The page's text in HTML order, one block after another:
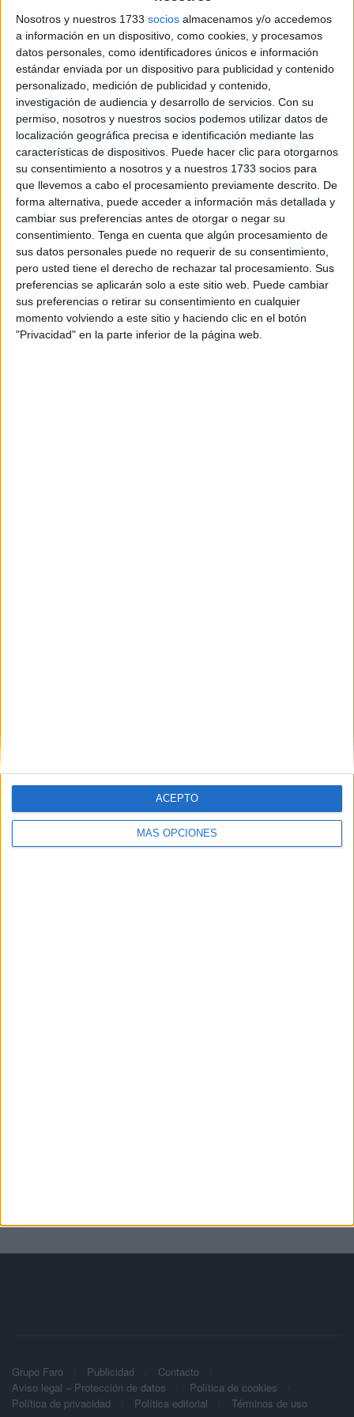
Nosotros y nuestros 1733 socios almacenamos y/o accedemos
a información en un dispositivo, como cookies, y procesamos
datos personales, como identificadores únicos e información
estándar enviada por un dispositivo para publicidad y contenido
personalizado, medición de publicidad y contenido,
investigación de audiencia y desarrollo de servicios. Con su
permiso, nosotros y nuestros socios podemos utilizar datos de
localización geográfica precisa e identificación mediante las
características de dispositivos. Puede hacer clic para otorgarnos
su consentimiento a nosotros y a nuestros 1733 socios para
que llevemos a cabo el procesamiento previamente descrito. De
forma alternativa, puede acceder a información más detallada y
cambiar sus preferencias antes de otorgar o negar su
consentimiento. Tenga en cuenta que algún procesamiento de
sus datos personales puede no requerir de su consentimiento,
pero usted tiene el derecho de rechazar tal procesamiento. Sus
preferencias se aplicarán solo a este sitio web. Puede cambiar
sus preferencias o retirar su consentimiento en cualquier
momento volviendo a este sitio y haciendo clic en el botón
"Privacidad" en la parte inferior de la página web.
MÁS OPCIONES
ACEPTO
Gil. Aunque el mismo no formalizó nuevamente su entrada
en el Partido Socialista, después de la refundación del
mismo, el mismo Lara entiende que era obligatorio
mantener un encuentro con el mismo para explicarle
cuales son sus proyectos, no en vano, se trata de una
organización hermana del Partido Socialista. La entrevista
ha sido calificada de cordial por parte del mismo Lara que
en los próximos días quiere presentar ya sus avales ante
el Comité de Garantías de esta formación política.
RelatedPosts
¿Has renovado tu inscripción en el
padrón cada dos años? Comprueba si ha
caducado
Grupo Faro Publicidad
Contacto
Aviso legal – Protección de datos
Política de cookies
Política de privacidad
Política editorial Términos de uso